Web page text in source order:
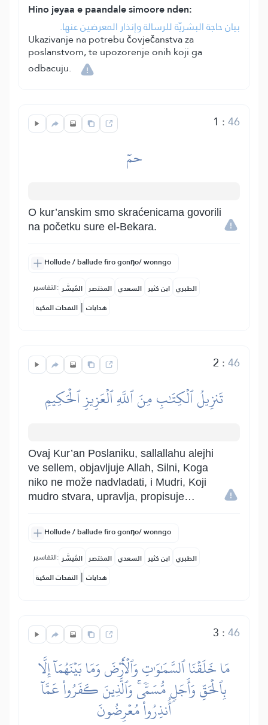
Hino jeyaa e paandale simoore nden:
بيان حاجة البشريّة للرسالة وإنذار المعرضين عنها.
Ukazivanje na potrebu čovječanstva za
poslanstvom, te upozorenje onih koji ga
odbacuju.
1 :46
حمٓ
O kur’anskim smo skraćenicama govorili
na početku sure el-Bekara.
Hollude / ballude firo gonŋo/ wonngo
التفاسير: المُيسَّر المختصر السعدي ابن كثير الطبري
النفحات المكية | هدايات
2 :46
تَنزِيلُ ٱلۡكِتَٰبِ مِنَ ٱللَّهِ ٱلۡعَزِيزِ ٱلۡحَكِيمِ
Ovaj Kur’an Poslaniku, sallallahu alejhi
ve sellem, objavljuje Allah, Silni, Koga
niko ne može nadvladati, i Mudri, Koji
mudro stvara, upravlja, propisuje…
Hollude / ballude firo gonŋo/ wonngo
التفاسير: المُيسَّر المختصر السعدي ابن كثير الطبري
النفحات المكية | هدايات
3 :46
مَا خَلَقۡنَا ٱلسَّمَٰوَٰتِ وَٱلۡأَرۡضَ وَمَا بَيۡنَهُمَآ إِلَّا
بِٱلۡحَقِّ وَأَجَلٖ مُّسَمّٗىۚ وَٱلَّذِينَ كَفَرُواْ عَمَّآ
أُنذِرُواْ مُعۡرِضُونَ